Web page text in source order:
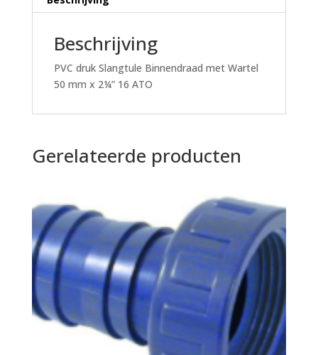
aantal
Beschrijving
PVC druk Slangtule Binnendraad met Wartel
50 mm x 2¼” 16 ATO
Gerelateerde producten